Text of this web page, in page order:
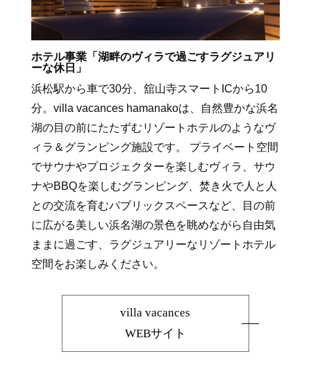
ホテル事業「湖畔のヴィラで過ごすラグジュアリ
ーな休日」
浜松駅から車で30分、舘山寺スマートICから10
分。villa vacances hamanakoは、自然豊かな浜名
湖の目の前にたたずむリゾートホテルのようなヴ
ィラ＆グランピング施設です。 プライベート空間
でサウナやプロジェクターを楽しむヴィラ、サウ
ナやBBQを楽しむグランピング、焚き火で人と人
との交流を育むパブリックスペースなど、目の前
に広がる美しい浜名湖の景色を眺めながら自由気
ままに過ごす、ラグジュアリーなリゾートホテル
空間をお楽しみください。
villa vacances
WEBサイト